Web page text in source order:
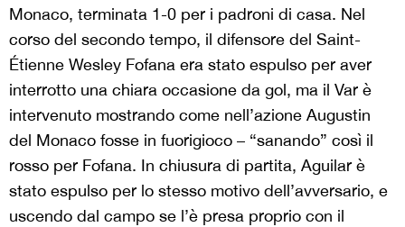
Monaco, terminata 1-0 per i padroni di casa. Nel
corso del secondo tempo, il difensore del Saint-
Étienne Wesley Fofana era stato espulso per aver
interrotto una chiara occasione da gol, ma il Var è
intervenuto mostrando come nell’azione Augustin
del Monaco fosse in fuorigioco – “sanando” così il
rosso per Fofana. In chiusura di partita, Aguilar è
stato espulso per lo stesso motivo dell’avversario, e
uscendo dal campo se l’è presa proprio con il